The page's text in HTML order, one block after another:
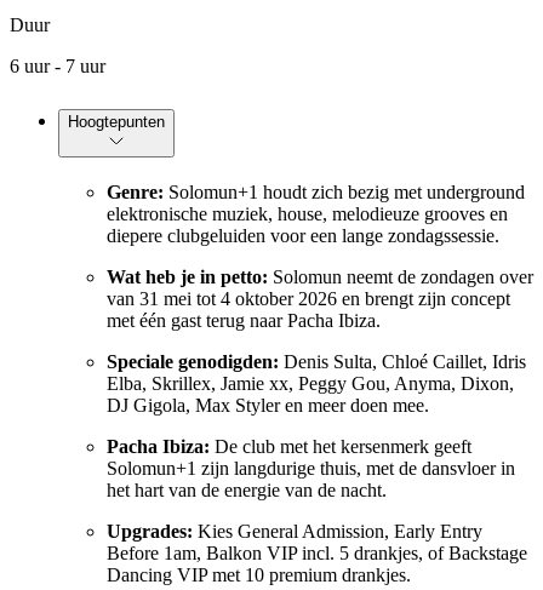
Duur
6 uur - 7 uur
Hoogtepunten
Genre: Solomun+1 houdt zich bezig met underground
elektronische muziek, house, melodieuze grooves en
diepere clubgeluiden voor een lange zondagssessie.
Wat heb je in petto: Solomun neemt de zondagen over
van 31 mei tot 4 oktober 2026 en brengt zijn concept
met één gast terug naar Pacha Ibiza.
Speciale genodigden: Denis Sulta, Chloé Caillet, Idris
Elba, Skrillex, Jamie xx, Peggy Gou, Anyma, Dixon,
DJ Gigola, Max Styler en meer doen mee.
Pacha Ibiza: De club met het kersenmerk geeft
Solomun+1 zijn langdurige thuis, met de dansvloer in
het hart van de energie van de nacht.
Upgrades: Kies General Admission, Early Entry
Before 1am, Balkon VIP incl. 5 drankjes, of Backstage
Dancing VIP met 10 premium drankjes.